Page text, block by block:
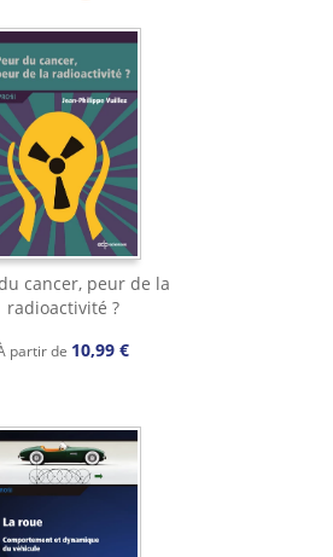
cancer, peur de la
radioactivité ?
partir de 10,99 €